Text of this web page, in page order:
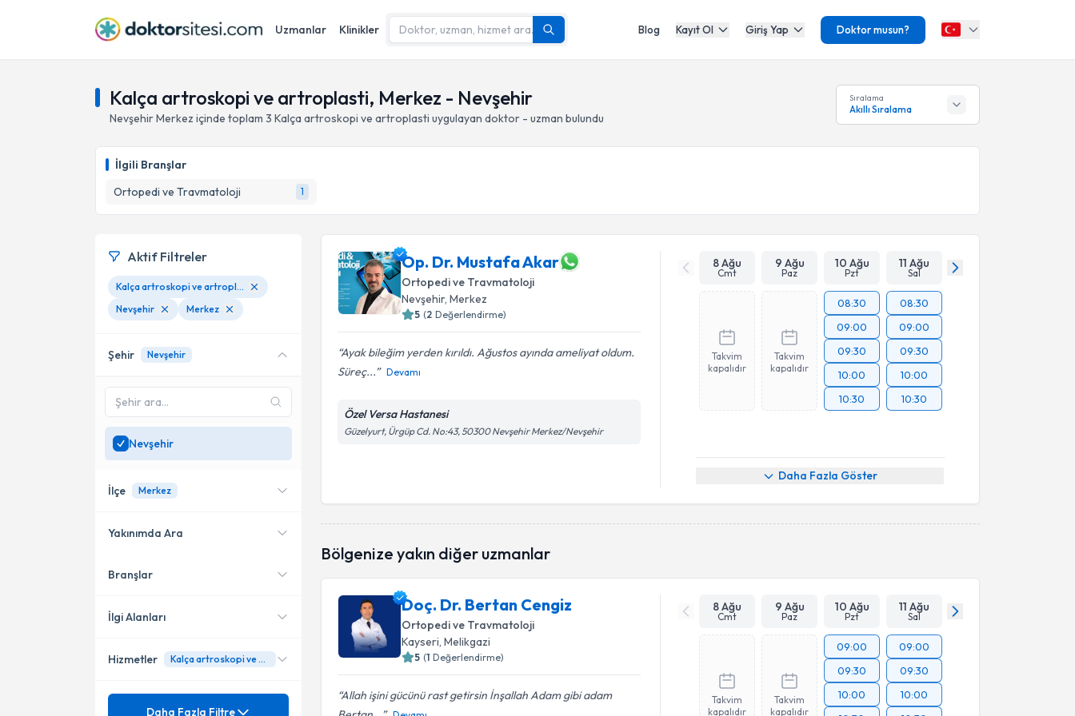
Uzmanlar Klinikler Blog Kayıt Ol Giriş Yap Doktor musun?
Kalça artroskopi ve artroplasti, Merkez - Nevşehir
NevşehirMerkez içinde toplam 3 Kalça artroskopi ve artroplasti uygulayan doktor - uzman bulundu
Sıralama
Akıllı Sıralama
İlgili Branşlar
Ortopedi ve Travmatoloji
1
Op. Dr. Mustafa Akar
Ortopedi ve Travmatoloji
Nevşehir, Merkez
5 (2 Değerlendirme)
Ayak bileğim yerden kırıldı. Ağustos ayında ameliyat oldum.
Süreç...
Devamı
Özel Versa Hastanesi
Güzelyurt, Ürgüp Cd. No:43, 50300 Nevşehir Merkez/Nevşehir
8 Ağu
Cmt
9 Ağu
Paz
10 Ağu
Pzt
11 Ağu
Sal
Takvim
kapalıdır
Takvim
kapalıdır
08:30
09:00
09:30
10:00
10:30
08:30
09:00
09:30
10:00
10:30
Daha Fazla Göster
Bölgenize yakın diğer uzmanlar
Doç. Dr. Bertan Cengiz
Ortopedi ve Travmatoloji
Kayseri , Melikgazi
5 (1 Değerlendirme)
Allah işini gücünü rast getirsin İnşallah Adam gibi adam
8 Ağu
Cmt
9 Ağu
Paz
10 Ağu
Pzt
11 Ağu
Sal
Takvim
kapalıdır
Takvim
kapalıdır
09:00
09:30
10:00
09:00
09:30
10:00
Aktif Filtreler
Kalça artroskopi ve artroplasti
Nevşehir
Merkez
Şehir Nevşehir
Nevşehir
İlçe Merkez
Merkez
Yakınımda Ara
Konumuma yakın uzmanları
Branşlar
Ortopedi ve Travmatoloji
İlgi Alanları
Acl (Ön Çapraz Bağ) Yırtığı
Hizmetler Kalça artroskopi ve artroplasti
Mezuniyet
Daha Fazla Filtre